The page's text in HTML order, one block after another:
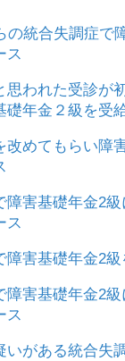
の統合失調症で
ス
思われた受診が
礎年金２級を受
改めてもらい障
障害基礎年金2
ス
障害基礎年金2
障害基礎年金2
ス
いがある統合失